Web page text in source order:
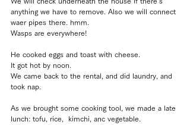
anything we have to remove. Also we will connect
waer pipes there. hmm.
Wasps are everywhere!
He cooked eggs and toast with cheese.
It got hot by noon.
We came back to the rental, and did laundry, and
took nap.
As we brought some cooking tool, we made a late
lunch: tofu, rice,  kimchi, anc vegetable.